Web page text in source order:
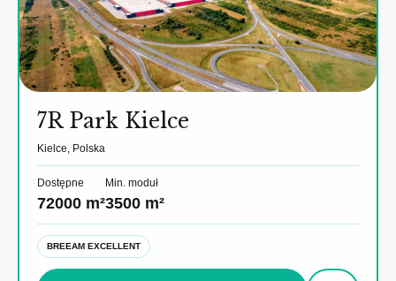
7R Park Kielce
Kielce, Polska
Dostępne
72000 m²
Min. moduł
3500 m²
BREEAM EXCELLENT